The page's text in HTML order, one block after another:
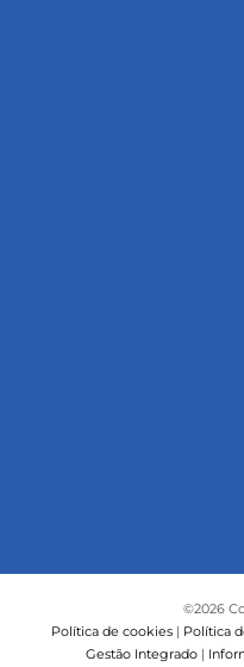
©2026
Política de cookies| Política
Gestão Integrado |